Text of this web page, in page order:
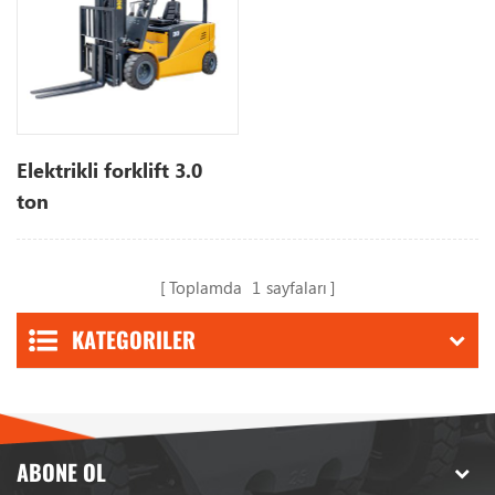
Elektrikli forklift 3.0
ton
Toplamda 1 sayfaları
KATEGORILER
ABONE OL